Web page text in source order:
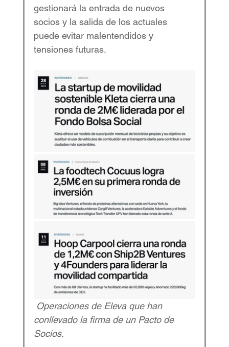
gestionará la entrada de nuevos
socios y la salida de los actuales
puede evitar malentendidos y
tensiones futuras.
Operaciones de Eleva que han
conllevado la firma de un Pacto de
Socios.